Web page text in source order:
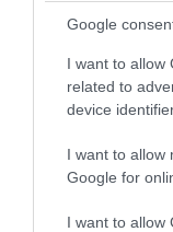
Google
I want to allow
related to
device
I want to allow
Google for
I want to allow
08.08.2026 | 09:02
«Η απόλυτη